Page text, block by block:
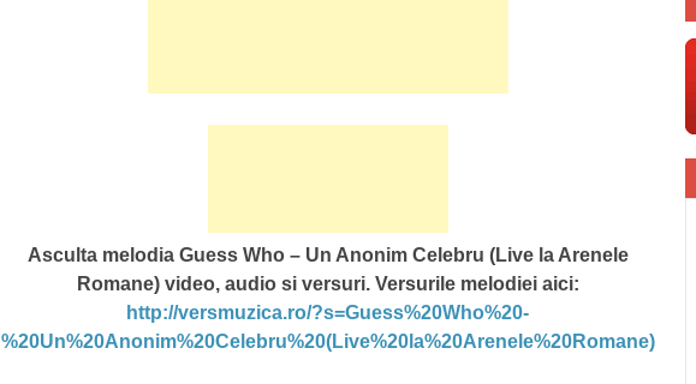
Asculta melodia Guess Who – Un Anonim Celebru (Live la Arenele
Romane) video, audio si versuri. Versurile melodiei aici:
http://versmuzica.ro/?s=Guess%20Who%20-
%20Un%20Anonim%20Celebru%20(Live%20la%20Arenele%20Romane)